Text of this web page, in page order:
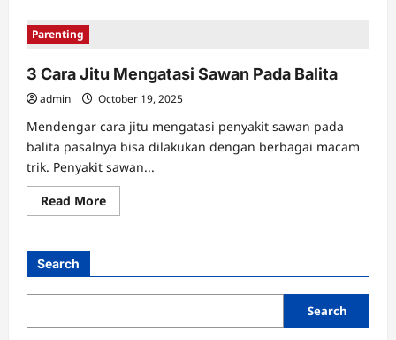
Parenting
3 Cara Jitu Mengatasi Sawan Pada Balita
admin October 19, 2025
Mendengar cara jitu mengatasi penyakit sawan pada
balita pasalnya bisa dilakukan dengan berbagai macam
trik. Penyakit sawan...
Read MoreRead
more
Mengatasi
Pada
Search
Search